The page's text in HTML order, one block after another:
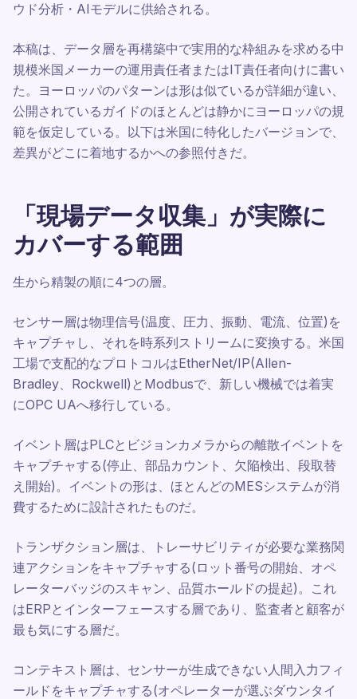
ウド分析・AIモデルに供給される。
本稿は、データ層を再構築中で実用的な枠組みを求める中
規模米国メーカーの運用責任者またはIT責任者向けに書い
た。ヨーロッパのパターンは形は似ているが詳細が違い、
公開されているガイドのほとんどは静かにヨーロッパの規
範を仮定している。以下は米国に特化したバージョンで、
差異がどこに着地するかへの参照付きだ。
「現場データ収集」が実際に
カバーする範囲
生から精製の順に4つの層。
センサー層は物理信号(温度、圧力、振動、電流、位置)を
キャプチャし、それを時系列ストリームに変換する。米国
工場で支配的なプロトコルはEtherNet/IP(Allen-
Bradley、Rockwell)とModbusで、新しい機械では着実
にOPC UAへ移行している。
イベント層はPLCとビジョンカメラからの離散イベントを
キャプチャする(停止、部品カウント、欠陥検出、段取替
え開始)。イベントの形は、ほとんどのMESシステムが消
費するために設計されたものだ。
トランザクション層は、トレーサビリティが必要な業務関
連アクションをキャプチャする(ロット番号の開始、オペ
レーターバッジのスキャン、品質ホールドの提起)。これ
はERPとインターフェースする層であり、監査者と顧客が
最も気にする層だ。
コンテキスト層は、センサーが生成できない人間入力フィ
ールドをキャプチャする(オペレーターが選ぶダウンタイ